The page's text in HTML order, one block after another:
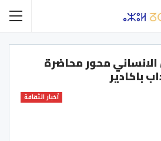
محور محاضرة
باكادير
أخبار الثقافة